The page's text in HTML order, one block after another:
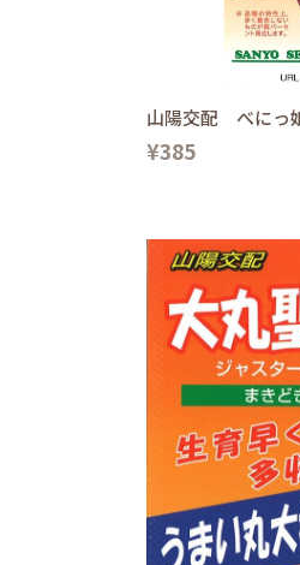
山陽交配 べにっ
¥385